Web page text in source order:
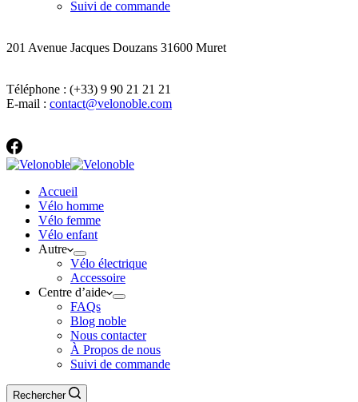
Suivi de commande
201 Avenue Jacques Douzans 31600 Muret
Téléphone : (+33) 9 90 21 21 21
E-mail : contact@velonoble.com
Accueil
Vélo homme
Vélo femme
Vélo enfant
Autre
Vélo électrique
Accessoire
Centre d’aide
FAQs
Blog noble
Nous contacter
À Propos de nous
Suivi de commande
Rechercher